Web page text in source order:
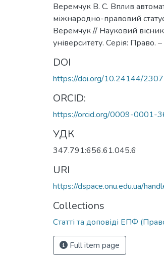
Веремчук В. С. Вплив
міжнародно-правовий
Веремчук // Науковий
університету. Серія: Право.
DOI
https://doi.org/10.24144/
ORCID:
https://orcid.org/0009-0001-
УДК
347.791:656.61.045.6
URI
https://dspace.onu.edu.ua/
Collections
Статті та доповіді ЕПФ
Full item page